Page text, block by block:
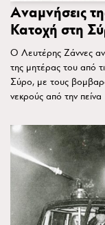
Aναμνήσεις
Κατοχή στη
O Λευτέρης Ζάννες
της μητέρας του από
Σύρο, με τους
νεκρούς από την πείνα